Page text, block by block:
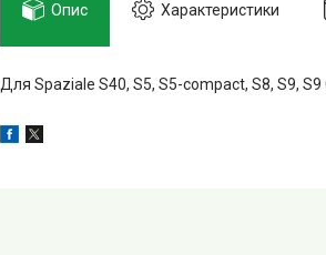
Опис Характеристики
Для Spaziale S40, S5, S5-compact, S8, S9,